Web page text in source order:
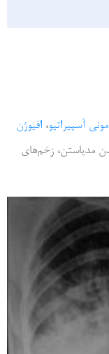
آسپیراتیو، افیوژن
مدیاستن، زخم­‌های